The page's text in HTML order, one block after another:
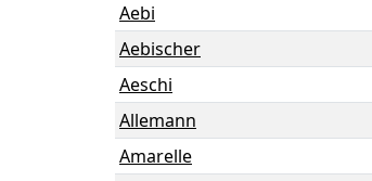
Aebi
Aebischer
Aeschi
Allemann
Amarelle